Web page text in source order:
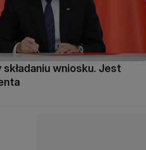
składaniu wniosku. Jest